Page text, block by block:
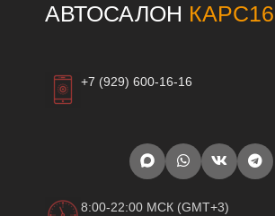
АВТОСАЛОН КАРС16
+7 (929) 600-16-16
8:00-22:00 МСК (GMT+3)